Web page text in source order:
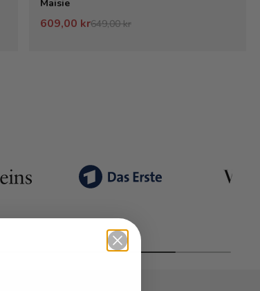
Maisie
609,00 kr649,00 kr